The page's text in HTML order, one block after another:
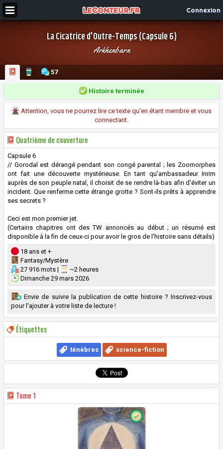
Connexion
La Cicatrice d'Outre-Temps (Capsule 6)
Arkhenbarn
57
Histoire terminée
Attention, vous ne pourrez lire ce texte qu'en étant membre et vous
connectant.
Quatrième de couverture
Capsule 6
// Gorodal est dérangé pendant son congé parental ; les Zoomorphes
ont fait une découverte mystérieuse. En tant qu'ambassadeur Inrim
auprès de son peuple natal, il choisit de se rendre là-bas afin d'éviter un
incident. Que renferme cette étrange grotte ? Sont-ils prêts à apprendre
ses secrets ?
Ceci est mon premier jet.
(Certains chapitres ont des TW annoncés au début ; un résumé est
disponible à la fin de ceux-ci pour avoir le gros de l'histoire sans détails)
18 ans et +
Fantasy/Mystère
27 916 mots |
~2 heures
Dimanche 29 mars 2026
Envie de suivre la publication de cette histoire ? Inscrivez-vous
pour l'ajouter à votre liste de lecture !
Étiquettes
ténèbres science-fiction
Tome 1